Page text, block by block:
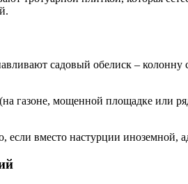
садовый обелиск –
газоне, мощенной площадке или
если вместо настурции